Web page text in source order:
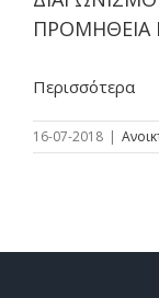
ΠΡΟΜΗΘΕΙΑ
Περισσότερα
16-07-2018 |